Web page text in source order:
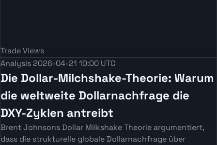
Trade Views
Analysis 2026-04-21 10:00 UTC
Die Dollar-Milchshake-Theorie: Warum
die weltweite Dollarnachfrage die
DXY-Zyklen antreibt
Brent Johnsons Dollar Milkshake Theorie argumentiert,
dass die strukturelle globale Dollarnachfrage über